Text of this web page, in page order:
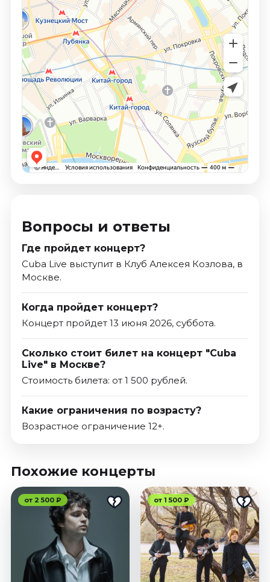
Вопросы и ответы
Где пройдет концерт?
Cuba Live выступит в Клуб Алексея Козлова, в
Москве.
Когда пройдет концерт?
Концерт пройдет 13 июня 2026, суббота.
Сколько стоит билет на концерт "Cuba
Live" в Москве?
Стоимость билета: от 1 500 рублей.
Какие ограничения по возрасту?
Возрастное ограничение 12+.
Похожие концерты
от 2 500 ₽ от 1 500 ₽